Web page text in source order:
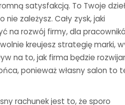
satysfakcją. To Twoje
zależysz. Cały zysk, jaki
na rozwój firmy, dla
kreujesz strategię marki,
na to, jak firma będzie
ponieważ własny salon to
rachunek jest to, że sporo